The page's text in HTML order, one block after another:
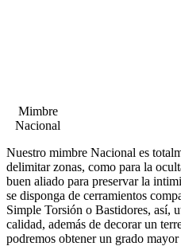
Mimbre
Nacional
Nuestro mimbre Nacional es
delimitar zonas, como para la
buen aliado para preservar la
se disponga de cerramientos
Simple Torsión o Bastidores, así,
calidad, además de decorar un
podremos obtener un grado